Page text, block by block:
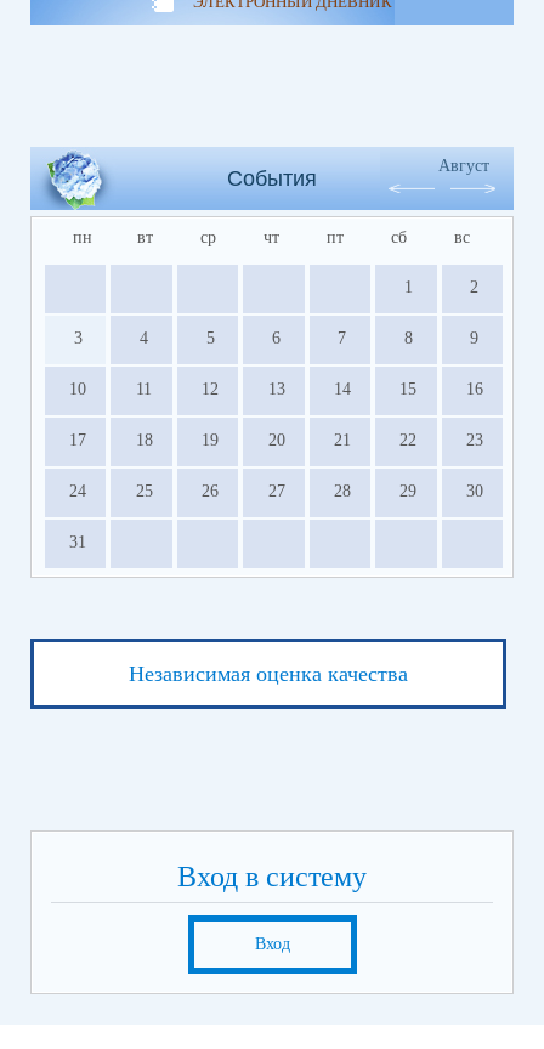
События
Август
пн вт ср чт пт сб вс
1 2
3 4 5 6 7 8 9
10 11 12 13 14 15 16
17 18 19 20 21 22 23
24 25 26 27 28 29 30
31
Независимая оценка качества
Вход в систему
Вход